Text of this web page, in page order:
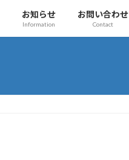
お知らせ
Information
お問い合わせ
Contact